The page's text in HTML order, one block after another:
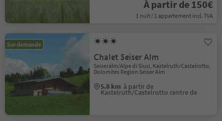
À partir de 150€
1 nuit / 1 appartement incl. TVA
Sur demande
Chalet Seiser Alm
Seiseralm/Alpe di Siusi, Kastelruth/Castelrotto,
Dolomites Region Seiser Alm
5.8 km à partir de
Kastelruth/Castelrotto centre de